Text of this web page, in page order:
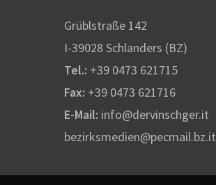
Grüblstraße 142
I-39028 Schlanders (BZ)
Tel.: +39 0473 621715
Fax: +39 0473 621716
E-Mail: info@dervinschger.it
bezirksmedien@pecmail.bz.it